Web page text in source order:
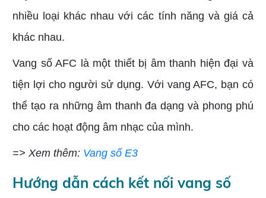
nhiều loại khác nhau với các tính năng và giá cả
khác nhau.
Vang số AFC là một thiết bị âm thanh hiện đại và
tiện lợi cho người sử dụng. Với vang AFC, bạn có
thể tạo ra những âm thanh đa dạng và phong phú
cho các hoạt động âm nhạc của mình.
=> Xem thêm: Vang số E3
Hướng dẫn cách kết nối vang số